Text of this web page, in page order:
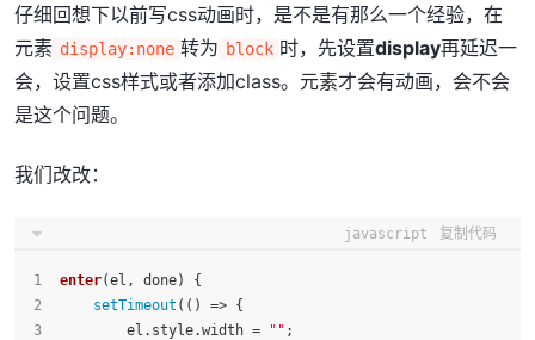
仔细回想下以前写css动画时，是不是有那么一个经验，在
元素 display:none 转为 block 时，先设置display再延迟一
会，设置css样式或者添加class。元素才会有动画，会不会
是这个问题。
我们改改：
javascript 复制代码
enter(el, done) {
setTimeout ( () => {
        el.
style.width = "" ;